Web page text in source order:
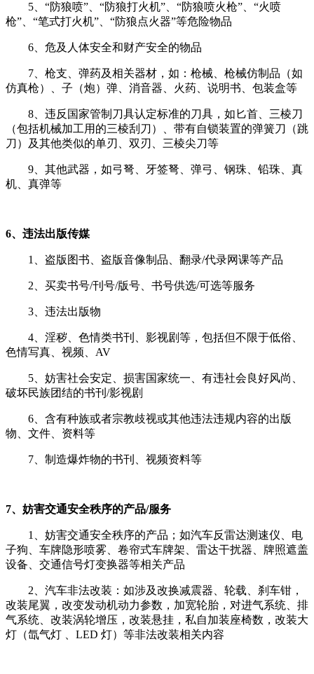
5、“防狼喷”、“防狼打火机”、“防狼喷火枪”、“火喷
枪”、“笔式打火机”、“防狼点火器”等危险物品
6、危及人体安全和财产安全的物品
7、枪支、弹药及相关器材，如：枪械、枪械仿制品（如
仿真枪）、子（炮）弹、消音器、火药、说明书、包装盒等
8、违反国家管制刀具认定标准的刀具，如匕首、三棱刀
（包括机械加工用的三棱刮刀）、带有自锁装置的弹簧刀（跳
刀）及其他类似的单刃、双刃、三棱尖刀等
9、其他武器，如弓弩、牙签弩、弹弓、钢珠、铅珠、真
机、真弹等
6、违法出版传媒
1、 盗版图书、盗版音像制品、翻录/代录网课等产品
2、买卖书号/刊号/版号、书号供选/可选等服务
3、违法出版物
4、淫秽、色情类书刊、影视剧等，包括但不限于低俗、
色情写真、视频、AV
5、妨害社会安定、损害国家统一、有违社会良好风尚、
破坏民族团结的书刊/影视剧
6、含有种族或者宗教歧视或其他违法违规内容的出版
物、文件、资料等
7、制造爆炸物的书刊、视频资料等
7、妨害交通安全秩序的产品/服务
1、妨害交通安全秩序的产品；如汽车反雷达测速仪、电
子狗、车牌隐形喷雾、卷帘式车牌架、雷达干扰器、牌照遮盖
设备、交通信号灯变换器等相关产品
2、汽车非法改装：如涉及改换减震器、轮载、刹车钳，
改装尾翼，改变发动机动力参数，加宽轮胎，对进气系统、排
气系统、改装涡轮增压，改装悬挂，私自加装座椅数，改装大
灯（氙气灯 、LED 灯）等非法改装相关内容